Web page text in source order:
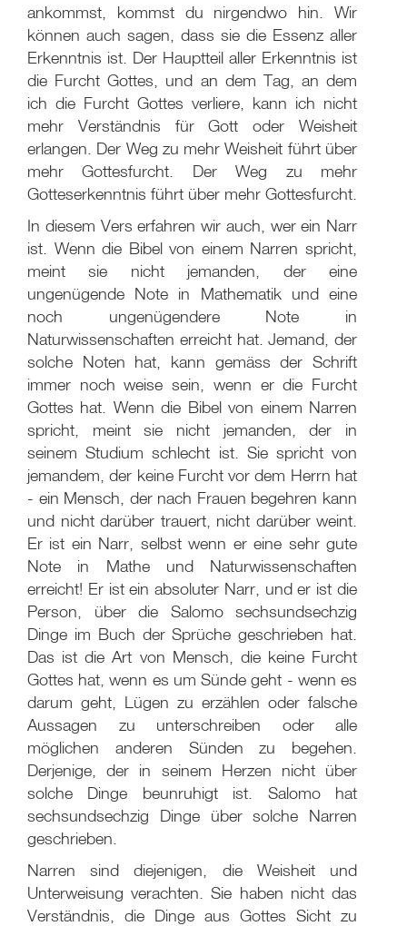
ankommst, kommst du nirgendwo hin. Wir
können auch sagen, dass sie die Essenz aller
Erkenntnis ist. Der Hauptteil aller Erkenntnis ist
die Furcht Gottes, und an dem Tag, an dem
ich die Furcht Gottes verliere, kann ich nicht
mehr Verständnis für Gott oder Weisheit
erlangen. Der Weg zu mehr Weisheit führt über
mehr Gottesfurcht. Der Weg zu mehr
Gotteserkenntnis führt über mehr Gottesfurcht.
In diesem Vers erfahren wir auch, wer ein Narr
ist. Wenn die Bibel von einem Narren spricht,
meint sie nicht jemanden, der eine
ungenügende Note in Mathematik und eine
noch ungenügendere Note in
Naturwissenschaften erreicht hat. Jemand, der
solche Noten hat, kann gemäss der Schrift
immer noch weise sein, wenn er die Furcht
Gottes hat. Wenn die Bibel von einem Narren
spricht, meint sie nicht jemanden, der in
seinem Studium schlecht ist. Sie spricht von
jemandem, der keine Furcht vor dem Herrn hat
- ein Mensch, der nach Frauen begehren kann
und nicht darüber trauert, nicht darüber weint.
Er ist ein Narr, selbst wenn er eine sehr gute
Note in Mathe und Naturwissenschaften
erreicht! Er ist ein absoluter Narr, und er ist die
Person, über die Salomo sechsundsechzig
Dinge im Buch der Sprüche geschrieben hat.
Das ist die Art von Mensch, die keine Furcht
Gottes hat, wenn es um Sünde geht - wenn es
darum geht, Lügen zu erzählen oder falsche
Aussagen zu unterschreiben oder alle
möglichen anderen Sünden zu begehen.
Derjenige, der in seinem Herzen nicht über
solche Dinge beunruhigt ist. Salomo hat
sechsundsechzig Dinge über solche Narren
geschrieben.
Narren sind diejenigen, die Weisheit und
Unterweisung verachten. Sie haben nicht das
Verständnis, die Dinge aus Gottes Sicht zu